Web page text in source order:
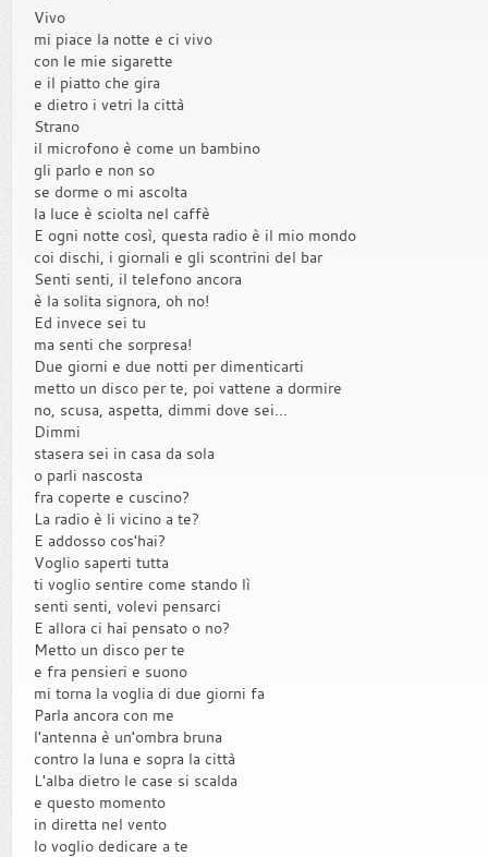
Vivo
mi piace la notte e ci vivo
con le mie sigarette
e il piatto che gira
e dietro i vetri la città
Strano
il microfono è come un bambino
gli parlo e non so
se dorme o mi ascolta
la luce è sciolta nel caffè
E ogni notte così, questa radio è il mio mondo
coi dischi, i giornali e gli scontrini del bar
Senti senti, il telefono ancora
è la solita signora, oh no!
Ed invece sei tu
ma senti che sorpresa!
Due giorni e due notti per dimenticarti
metto un disco per te, poi vattene a dormire
no, scusa, aspetta, dimmi dove sei...
Dimmi
stasera sei in casa da sola
o parli nascosta
fra coperte e cuscino?
La radio è li vicino a te?
E addosso cos'hai?
Voglio saperti tutta
ti voglio sentire come stando lì
senti senti, volevi pensarci
E allora ci hai pensato o no?
Metto un disco per te
e fra pensieri e suono
mi torna la voglia di due giorni fa
Parla ancora con me
l'antenna è un'ombra bruna
contro la luna e sopra la città
L'alba dietro le case si scalda
e questo momento
in diretta nel vento
lo voglio dedicare a te